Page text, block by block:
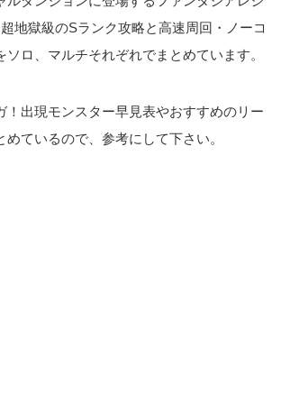
地獄級のSランク攻略と高速周回・ノーコ
ソロ、マルチそれぞれでまとめています。
！出現モンスター早見表やおすすめのリー
めているので、参考にして下さい。